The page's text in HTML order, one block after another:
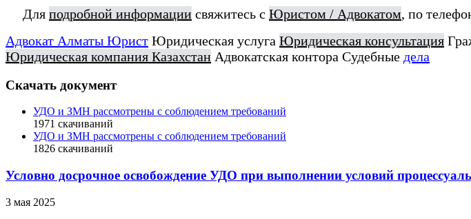
Для подробной информации свяжитесь с Юристом / Адвокатом, по
Адвокат Алматы Юрист Юридическая услуга Юридическая консультация
Юридическая компания Казахстан Адвокатская контора Судебные дела
Скачать документ
УДО и ЗМН рассмотрены с соблюдением требований
1971 скачиваний
УДО и ЗМН рассмотрены с соблюдением требований
1826 скачиваний
Условно досрочное освобождение УДО при выполнении условий
3 мая 2025